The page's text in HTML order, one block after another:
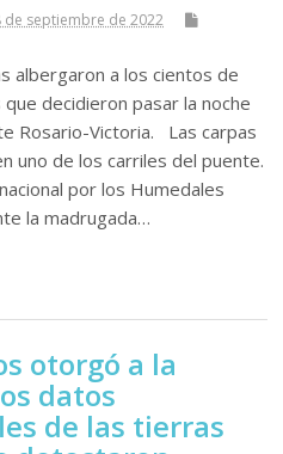
de septiembre de 2022
albergaron a los cientos de
decidieron pasar la noche
Rosario-Victoria. Las carpas
uno de los carriles del puente.
por los Humedales
la madrugada…
otorgó a la
datos
de las tierras